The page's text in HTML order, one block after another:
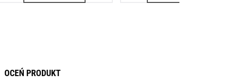
OCEŃ PRODUKT